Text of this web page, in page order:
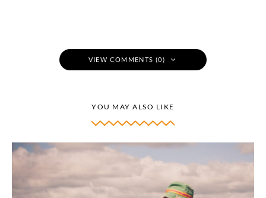
VIEW COMMENTS (0)
YOU MAY ALSO LIKE